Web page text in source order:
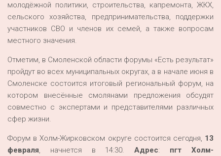
молодёжной политики, строительства, капремонта, ЖКХ,
сельского хозяйства, предпринимательства, поддержки
участников СВО и членов их семей, а также вопросам
местного значения.
Отметим, в Смоленской области форумы «Есть результат»
пройдут во всех муниципальных округах, а в начале июня в
Смоленске состоится итоговый региональный форум, на
котором внесённые смолянами предложения обсудят
совместно с экспертами и представителями различных
сфер жизни.
Форум в Холм-Жирковском округе состоится сегодня, 13
февраля, начнется в 14:30.Адрес: пгт Холм-